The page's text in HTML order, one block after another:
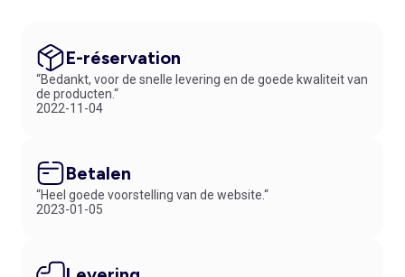
E-réservation
“Bedankt, voor de snelle levering en de goede kwaliteit van
de producten.“
2022-11-04
Betalen
“Heel goede voorstelling van de website.“
2023-01-05